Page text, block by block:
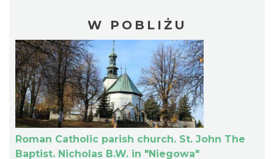
W POBLIŻU
Roman Catholic parish church. St. John The
Baptist. Nicholas B.W. in "Niegowa"